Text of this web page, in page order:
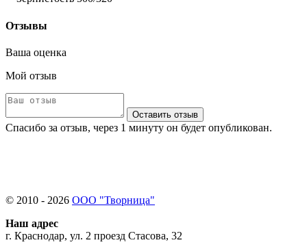
Отзывы
Ваша оценка
Мой отзыв
Оставить отзыв
Спасибо за отзыв, через 1 минуту он будет опубликован.
© 2010 - 2026 ООО "Творница"
Наш адрес
г. Краснодар, ул. 2 проезд Стасова, 32